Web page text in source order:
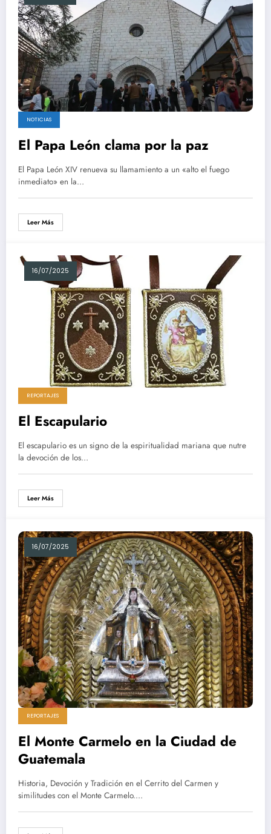
NOTICIAS
El Papa León clama por la paz
El Papa León XIV renueva su llamamiento a un «alto el fuego
inmediato» en la…
Leer Más
16/07/2025
REPORTAJES
El Escapulario
El escapulario es un signo de la espiritualidad mariana que nutre
la devoción de los…
Leer Más
16/07/2025
REPORTAJES
El Monte Carmelo en la Ciudad de
Guatemala
Historia, Devoción y Tradición en el Cerrito del Carmen y
similitudes con el Monte Carmelo.…